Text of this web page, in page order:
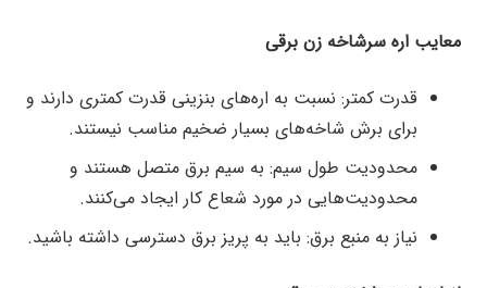
معایب اره سرشاخه زن برقی
قدرت کمتر: نسبت به اره‌های بنزینی قدرت کمتری دارند و
برای برش شاخه‌های بسیار ضخیم مناسب نیستند.
محدودیت طول سیم: به سیم برق متصل هستند و
محدودیت‌هایی در مورد شعاع کار ایجاد می‌کنند.
نیاز به منبع برق: باید به پریز برق دسترسی داشته باشید.